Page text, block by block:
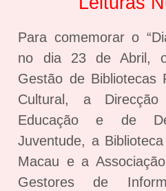
Para comemorar o
no dia 23 de Abril,
Gestão de Bibliotecas
Cultural, a
Educação e de
Juventude, a
Macau e a
Gestores de